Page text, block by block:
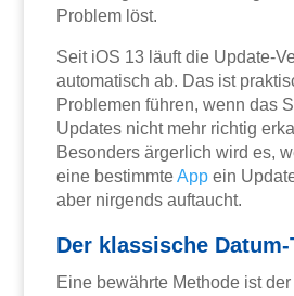
Problem löst.
Seit iOS 13 läuft die Update-
automatisch ab. Das ist
Problemen führen, wenn das
Updates nicht mehr richtig
Besonders ärgerlich wird es,
eine bestimmteApp ein
aber nirgends auftaucht.
Der klassische
Eine bewährte Methode ist